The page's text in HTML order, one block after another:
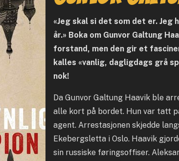
«Jeg skal si det som det er.
år.» Boka om Gunvor Galtung
forstand, men den gir et
kalles «vanlig, dagligdags grå
nok!
Da Gunvor Galtung Haavik ble
alle kort på bordet. Hun var tatt
agent. Arrestasjonen skjedde
Ekebergsletta i Oslo. Haavik
sin russiske føringsoffiser.